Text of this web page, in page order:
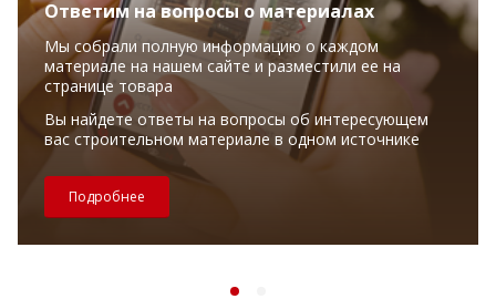
Ответим на вопросы о материалах
Мы собрали полную информацию о каждом
материале на нашем сайте и разместили ее на
странице товара
Вы найдете ответы на вопросы об интересующем
вас строительном материале в одном источнике
Подробнее